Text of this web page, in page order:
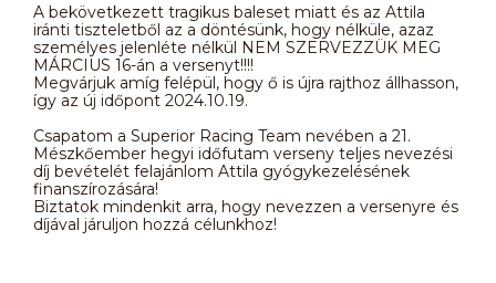
A bekövetkezett tragikus baleset miatt és az Attila
iránti tiszteletből az a döntésünk, hogy nélküle, azaz
személyes jelenléte nélkül NEM SZERVEZZÜK MEG
MÁRCIUS 16-án a versenyt!!!!
Megvárjuk amíg felépül, hogy ő is újra rajthoz állhasson,
így az új időpont 2024.10.19.
Csapatom a Superior Racing Team nevében a 21.
Mészkőember hegyi időfutam verseny teljes nevezési
díj bevételét felajánlom Attila gyógykezelésének
finanszírozására!
Biztatok mindenkit arra, hogy nevezzen a versenyre és
díjával járuljon hozzá célunkhoz!